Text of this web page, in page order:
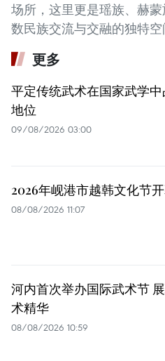
场所，这里更是瑶族、赫
数民族交流与交融的独特空
更多
平定传统武术在国家武学
地位
09/08/2026 03:00
2026年岘港市越韩文化节
08/08/2026 11:07
河内首次举办国际武术节
术精华
08/08/2026 10:59